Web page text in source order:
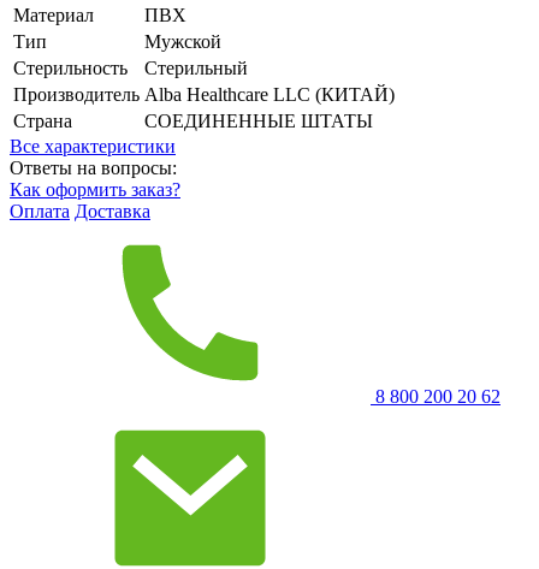
Материал
ПВХ
Тип
Мужской
Стерильность
Стерильный
Производитель Alba Healthcare LLC (КИТАЙ)
Страна
СОЕДИНЕННЫЕ ШТАТЫ
Все характеристики
Ответы на вопросы:
Как оформить заказ?
Оплата Доставка
8 800 200 20 62